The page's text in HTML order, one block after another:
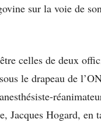
sur la voie de
celles de deux
le drapeau de
Jacques Hogard, en